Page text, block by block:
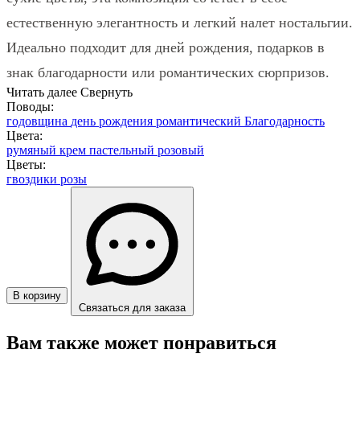
естественную элегантность и легкий налет ностальгии.
Идеально подходит для дней рождения, подарков в
знак благодарности или романтических сюрпризов.
Читать далее Свернуть
Поводы:
годовщина день рождения романтический Благодарность
Цвета:
румяный крем пастельный розовый
Цветы:
гвоздики розы
В корзину
Связаться для заказа
Вам также может понравиться